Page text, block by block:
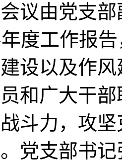
议由党支
度工作报
设以及作
和广大干
斗力，攻
党支部书